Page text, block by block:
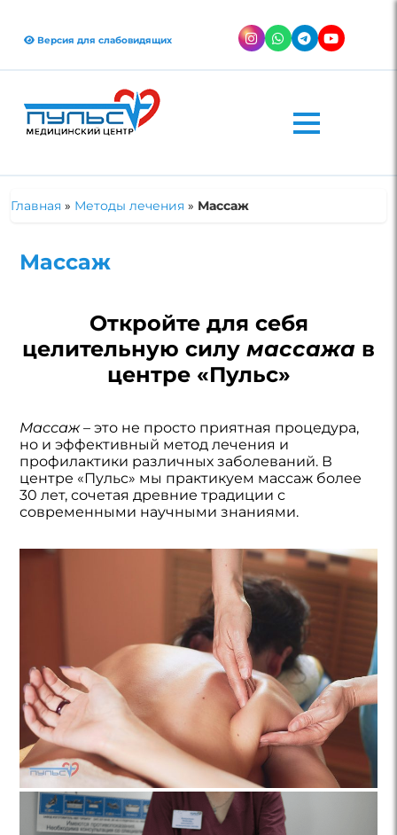
Версия для слабовидящих
Главная » Методы лечения » Массаж
Массаж
Откройте для себя
целительную силу массажа в
центре «Пульс»
Массаж– это не просто приятная процедура,
но и эффективный метод лечения и
профилактики различных заболеваний. В
центре «Пульс» мы практикуем массаж более
30 лет, сочетая древние традиции с
современными научными знаниями.